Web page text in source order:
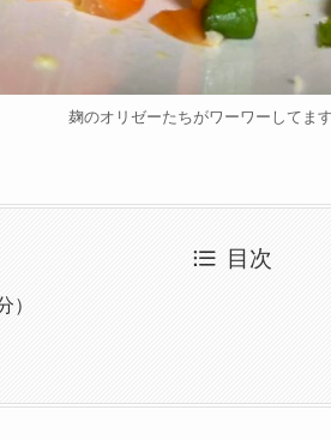
麹のオリゼーたちがワーワーしてま
目次
）